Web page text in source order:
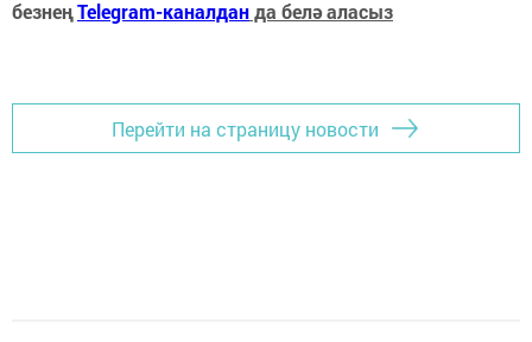
безнеңTelegram-каналданда белә аласыз
Перейти на страницу новости